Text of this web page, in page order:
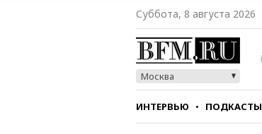
Суббота, 8 августа 2026
Москва
ИНТЕРВЬЮ ПОДКАСТЫ